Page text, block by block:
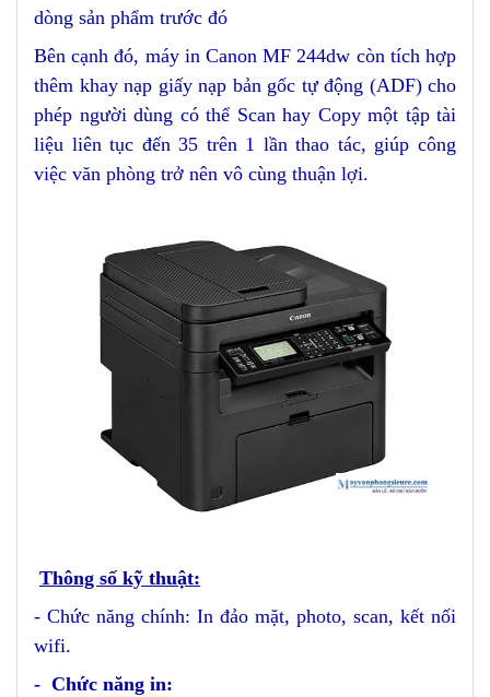
dòng sản phẩm trước đó
Bên cạnh đó, máy in Canon MF 244dw còn tích hợp
thêm khay nạp giấy nạp bản gốc tự động (ADF)cho
phép người dùng có thể Scan hay Copy một tập tài
liệu liên tục đến 35 trên 1 lần thao tác, giúp công
việc văn phòng trở nên vô cùng thuận lợi.
Thông số kỹ thuật:
- Chức năng chính: In đảo mặt, photo, scan, kết nối
wifi.
- Chức năng in: